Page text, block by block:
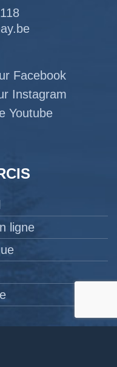
Facebook
Instagram
Youtube
ligne